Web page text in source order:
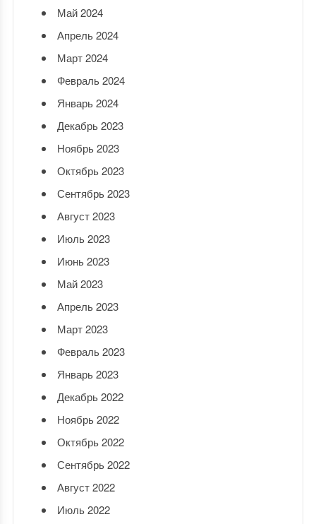
Май 2024
Апрель 2024
Март 2024
Февраль 2024
Январь 2024
Декабрь 2023
Ноябрь 2023
Октябрь 2023
Сентябрь 2023
Август 2023
Июль 2023
Июнь 2023
Май 2023
Апрель 2023
Март 2023
Февраль 2023
Январь 2023
Декабрь 2022
Ноябрь 2022
Октябрь 2022
Сентябрь 2022
Август 2022
Июль 2022